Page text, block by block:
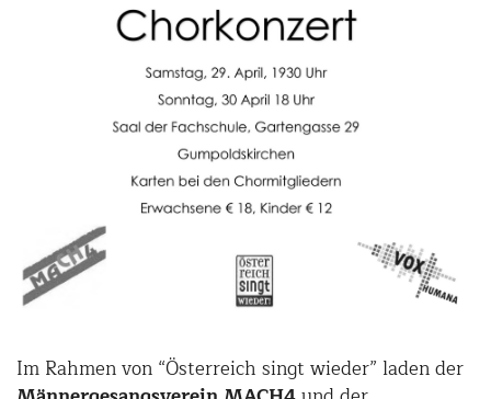
Im Rahmen von “Österreich singt wieder” laden der